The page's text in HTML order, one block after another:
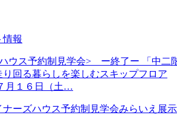
情報
ウス予約制見学会> ー終了ー 「中二
回る暮らしを楽しむスキップフロア
月１６日（土…
ナーズハウス予約制見学会みらいえ展示